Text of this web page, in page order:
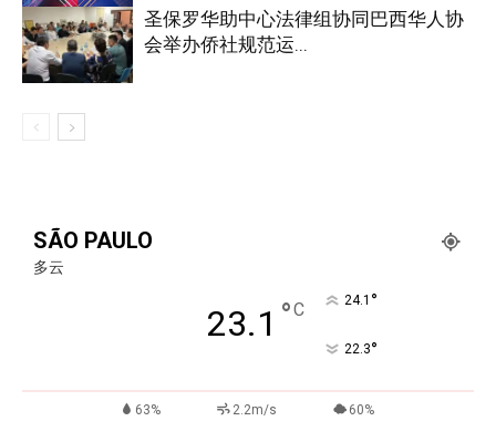
圣保罗华助中心法律组协同巴西华人协
会举办侨社规范运...
SÃO PAULO
多云
23.1 °C 24.1 °
22.3°
63% 2.2m/s 60%